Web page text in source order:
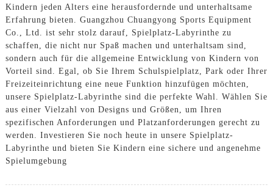
Kindern jeden Alters eine herausfordernde und unterhaltsame
Erfahrung bieten. Guangzhou Chuangyong Sports Equipment
Co., Ltd. ist sehr stolz darauf, Spielplatz-Labyrinthe zu
schaffen, die nicht nur Spaß machen und unterhaltsam sind,
sondern auch für die allgemeine Entwicklung von Kindern von
Vorteil sind. Egal, ob Sie Ihrem Schulspielplatz, Park oder Ihrer
Freizeiteinrichtung eine neue Funktion hinzufügen möchten,
unsere Spielplatz-Labyrinthe sind die perfekte Wahl. Wählen Sie
aus einer Vielzahl von Designs und Größen, um Ihren
spezifischen Anforderungen und Platzanforderungen gerecht zu
werden. Investieren Sie noch heute in unsere Spielplatz-
Labyrinthe und bieten Sie Kindern eine sichere und angenehme
Spielumgebung